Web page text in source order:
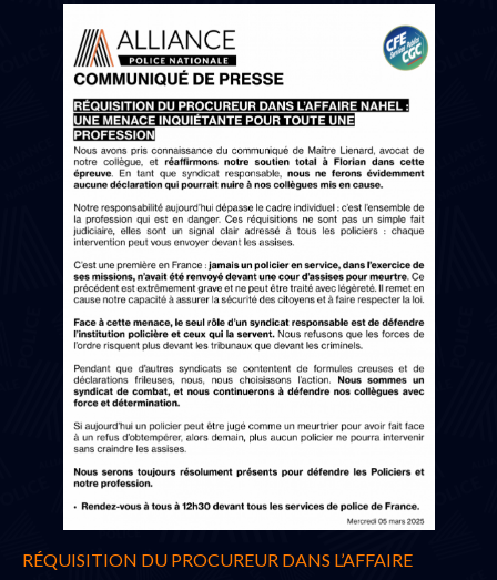
RÉQUISITION DU PROCUREUR DANS L’AFFAIRE